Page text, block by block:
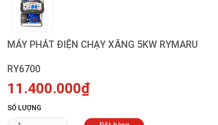
MÁY PHÁT ĐIỆN CHẠY XĂNG 5KW RYMARU
RY6700
11.400.000₫
SỐ LƯỢNG